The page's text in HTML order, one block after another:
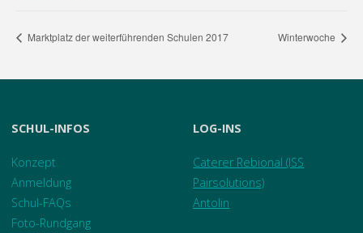
Marktplatz der weiterführenden Schulen 2017 Winterwoche
SCHUL-INFOS
Konzept
Anmeldung
Schul-FAQs
Foto-Rundgang
LOG-INS
Caterer Rebional (ISS
Pairsolutions)
Antolin